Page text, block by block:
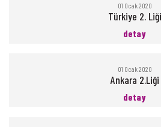
01 Ocak 2020
Türkiye 2. Liği
detay
01 Ocak 2020
Ankara 2.Liği
detay